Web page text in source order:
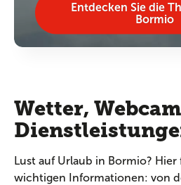
Entdecken Sie die
Bormio
Wetter,
Lust auf Urlaub in Bormio? Hier
wichtigen Informationen: von